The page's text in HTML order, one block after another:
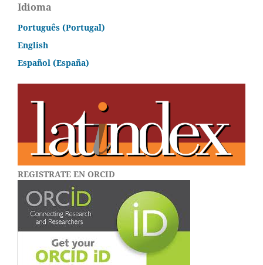
Idioma
Português (Portugal)
English
Español (España)
REGISTRATE EN ORCID